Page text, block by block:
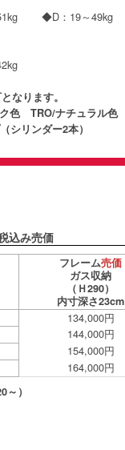
◆D：19～
なります。
色 TRO/ナチュラル色
シリンダー2本）
込み売価
フレーム売価
ガス収納
（Ｈ290）
内寸深さ23cm
134,000円
144,000円
154,000円
164,000円
）